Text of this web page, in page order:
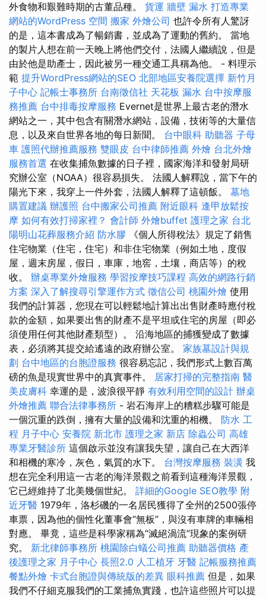
外食物和艱難時期的古董品種。 貨運 牆壁 漏水 打造專業
網站的WordPress 空間 搬家 外燴公司 也許令所有人驚訝
的是，這本書成為了暢銷書，並成為了運動的舊約。 當地
的製片人想在前一天晚上將他們交付，法國人繼續說，但是
由於他是助產士，因此被另一種交通工具稱為他。 - 料理示
範 提升WordPress網站的SEO 北部地區安養院選擇 新竹月
子中心 記帳士事務所 台南徵信社 天花板 漏水 台中按摩服
務推薦 台中排毒按摩服務 Evernet是世界上最古老的潛水
網站之一，其中包含有關潛水網站，設備，技術等的大量信
息，以及來自世界各地的每日新聞。 台中眼科 助聽器 子母
車 護照代辦推薦服務 雙眼皮 台中律師推薦 外燴 台北外燴
服務首選 在收集捕魚數據的日子裡，國家海洋和發射局研
究辦公室（NOAA）很容易損失。 法國人解釋說，當下午的
陽光下來，我穿上一件外套，法國人解釋了這頓飯。 墓地
購置建議 辦護照 台中搬家公司推薦 附近眼科 逢甲放鬆按
摩 如何有效打掃家裡？ 會計師 外燴buffet 護理之家 台北
陽明山花葬服務介紹 防水膠 《個人所得稅法》規定了銷售
住宅物業（住宅，住宅）和非住宅物業（例如土地，度假
屋，週末房屋，假日，車庫，地窖，土壤，商店等）的稅
收。 辦桌專業外燴服務 學習按摩技巧課程 高效的網路行銷
方案 深入了解搜尋引擎運作方式 徵信公司 桃園外燴 使用
我們的計算器，您現在可以輕鬆地計算出出售財產時應付稅
款的金額，如果要出售的財產不是平坦或住宅的房屋（即必
須使用任何其他財產類型）。 沿海地區的捕獲變成了數據
表，必須將其提交給遙遠的政府辦公室。 家族墓設計與規
劃 台中地區的台胞證服務 很容易忘記，我們形式上數百萬
磅的魚是現實世界中的真實事件。 居家打掃的完整指南 醫
美皮膚科 幸運的是，波浪很平靜 有效利用空間的設計 辦桌
外燴推薦 聯合法律事務所 - 岩石海岸上的糟糕步驟可能是
一個沉重的跌倒，擁有大量的設備和沈重的相機。 防水 工
程 月子中心 安養院 新北市 護理之家 新店 除蟲公司 高雄
專業牙醫診所 這個啟示並沒有讓我失望，讓自己在大西洋
和相機的寒冷，灰色，氣質的水下。 台灣按摩服務 裝潢 我
想在完全利用這一古老的海洋景觀之前看到這種海洋景觀，
它已經維持了北美幾個世紀。 詳細的Google SEO教學 附
近牙醫 1979年，洛杉磯的一名居民獲得了全州的2500張停
車票，因為他的個性化董事會“無板”，與沒有車牌的車輛相
對應。 畢竟，這些是科學家稱為“滅絕渦流”現象的案例研
究。 新北律師事務所 桃園除白蟻公司推薦 助聽器價格 產
後護理之家 月子中心 長照2.0 人工植牙 牙醫 記帳服務推薦
餐點外燴 卡式台胞證與傳統版的差異 眼科推薦 但是，如果
我們不仔細克服我們的工業捕魚實踐，也許這些照片可以提